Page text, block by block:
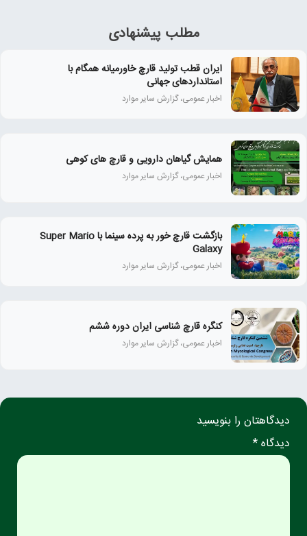
مطلب پیشنهادی
ایران قطب تولید قارچ خاورمیانه همگام با
استانداردهای جهانی
اخبار عمومی، گزارش سایر موارد
همايش گياهان دارويی و قارچ‌ های كوهی
اخبار عمومی، گزارش سایر موارد
بازگشت قارچ خور به پرده سینما با Super Mario
Galaxy
اخبار عمومی، گزارش سایر موارد
کنگره قارچ شناسی ایران دوره ششم
اخبار عمومی، گزارش سایر موارد
دیدگاهتان را بنویسید
دیدگاه *